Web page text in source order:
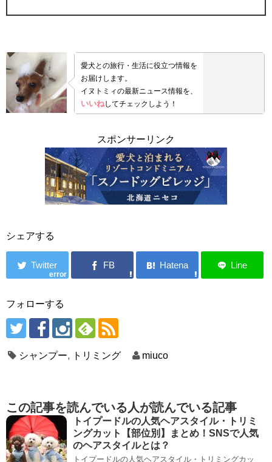
愛犬との旅行・生活に役立つ情報を
お届けします。
イヌトミィの最新ニュース情報を、
いいねしてチェックしよう！
スポンサーリンク
シェアする
error
フォローする
シャンプー, トリミング miuco
この記事を読んでいる人が読んでいる記事
トイプードルの人気ヘアスタイル・トリミ
ングカット【部位別】まとめ！SNSで人気
のヘアスタイルとは？
トイプードルの人気ヘアスタイル・トリミングカッ